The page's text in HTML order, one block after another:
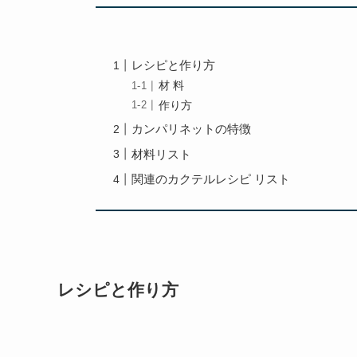
レシピと作り方
材 料
作り方
カンパリネットの特徴
材料リスト
関連のカクテルレシピ リスト
レシピと作り方